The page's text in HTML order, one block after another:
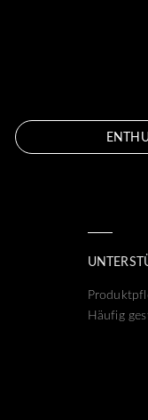
Häufig